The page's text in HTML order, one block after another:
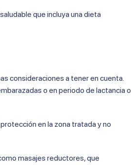
que incluya una dieta
consideraciones a tener en cuenta.
o en periodo de lactancia o
en la zona tratada y no
masajes reductores, que